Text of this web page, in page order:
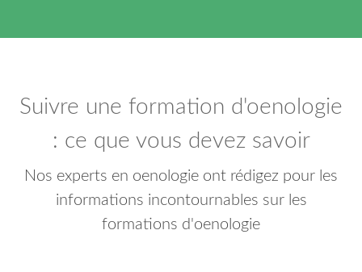
Suivre une formation d'oenologie
: ce que vous devez savoir
Nos experts en oenologie ont rédigez pour les
informations incontournables sur les
formations d'oenologie